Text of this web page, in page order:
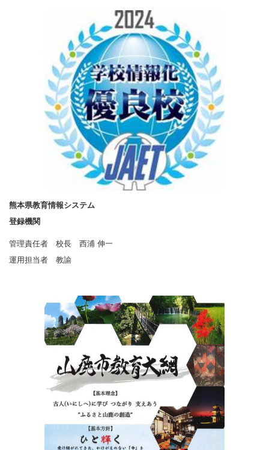
熊本県教育情報システム
登録機関
管理責任者 校長 西浦 伸一
運用担当者 教諭